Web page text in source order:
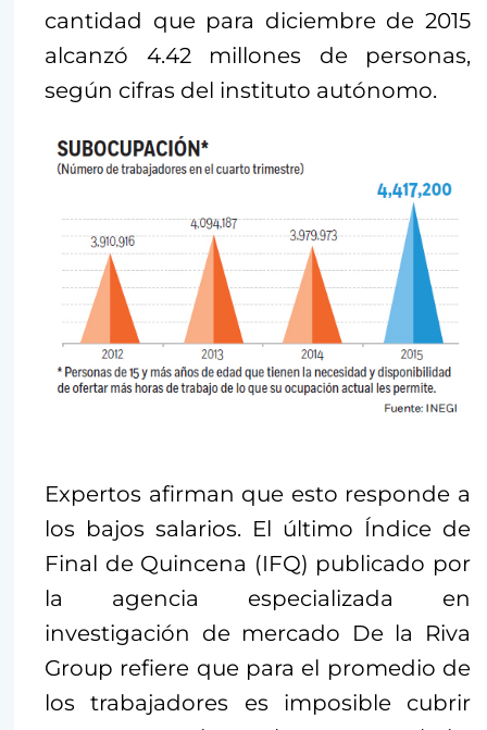
cantidad que para diciembre de 2015
alcanzó 4.42 millones de personas,
según cifras del instituto autónomo.
Expertos afirman que esto responde a
los bajos salarios. El último Índice de
Final de Quincena (IFQ) publicado por
la agencia especializada en
investigación de mercado De la Riva
Group refiere que para el promedio de
los trabajadores es imposible cubrir